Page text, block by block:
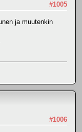
#1005
ja muutenkin
#1006